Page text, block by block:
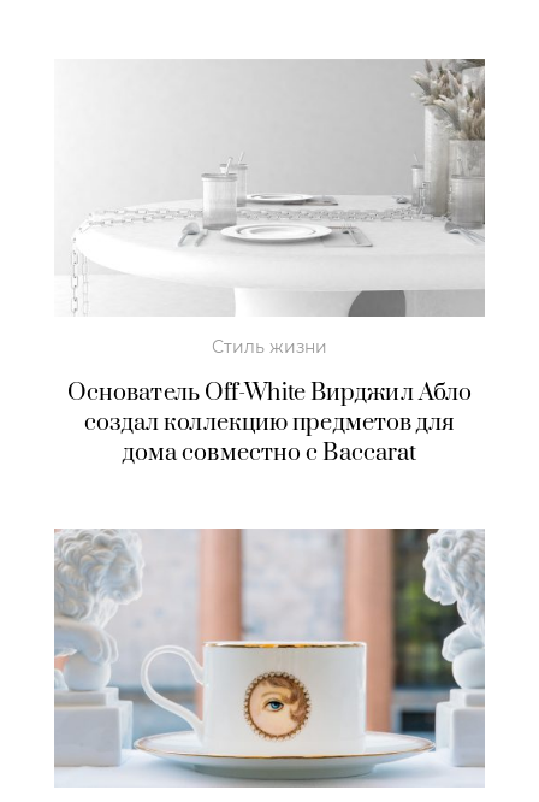
Стиль жизни
Основатель Off-White Вирджил Абло
создал коллекцию предметов для
дома совместно с Baccarat